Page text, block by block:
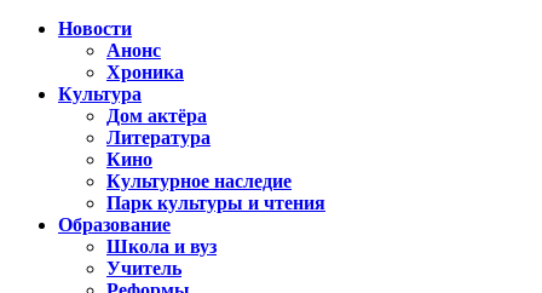
Новости
Анонс
Хроника
Культура
Дом актёра
Литература
Кино
Культурное наследие
Парк культуры и чтения
Образование
Школа и вуз
Учитель